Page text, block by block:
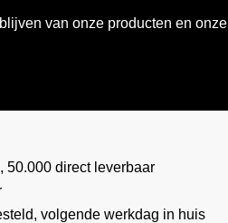
van onze producten en
50.000 direct leverbaar
volgende werkdag in huis